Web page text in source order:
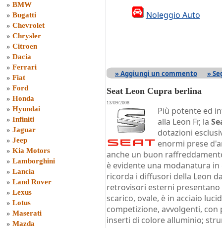
» BMW
» Bugatti
» Chevrolet
» Chrysler
» Citroen
» Dacia
» Ferrari
» Fiat
» Ford
» Honda
» Hyundai
» Infiniti
» Jaguar
» Jeep
» Kia Motors
» Lamborghini
» Lancia
» Land Rover
» Lexus
» Lotus
» Maserati
» Mazda
Noleggio Auto
» Aggiungi un commento »
Seat Leon Cupra berlina
13/09/2008
Più potente ed
alla Leon Fr, la
dotazioni
enormi prese
anche un buon
è evidente una modanatura
ricorda i diffusori della Leon
retrovisori esterni
scarico, ovale, è in acciaio
competizione, avvolgenti,
inserti di colore alluminio;